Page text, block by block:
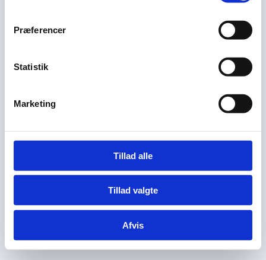
Præferencer
Statistik
Marketing
Tillad alle
Tillad valgte
Afvis